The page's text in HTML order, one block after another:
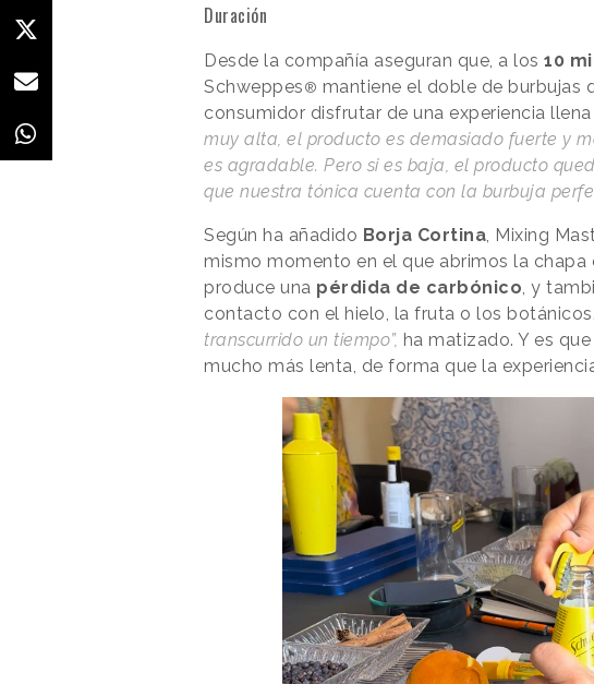
Duración
Desde la compañía aseguran que, a los 10
Schweppes ® mantiene el doble de burbujas
consumidor disfrutar de una experiencia llena
muy alta, el producto es demasiado fuerte y
es agradable. Pero si es baja, el producto
que nuestra tónica cuenta con la burbuja
Según ha añadido Borja Cortina, Mixing
mismo momento en el que abrimos la
produce una pérdida de carbónico, y
contacto con el hielo, la fruta o los botánicos.
transcurrido un tiempo”, ha matizado. Y es
mucho más lenta, de forma que la